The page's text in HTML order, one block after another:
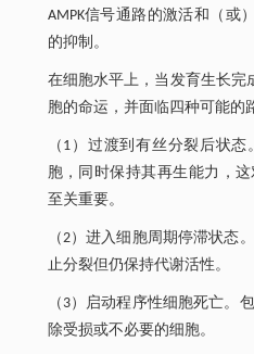
AMPK信号通路的激活和（或
的抑制。
在细胞水平上，当发育生长完
胞的命运，并面临四种可能的
（1）过渡到有丝分裂后状
胞，同时保持其再生能力，
至关重要。
（2）进入细胞周期停滞状态
止分裂但仍保持代谢活性。
（3）启动程序性细胞死亡。
除受损或不必要的细胞。